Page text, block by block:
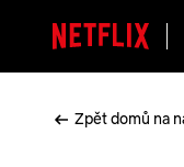
Zpět domů na